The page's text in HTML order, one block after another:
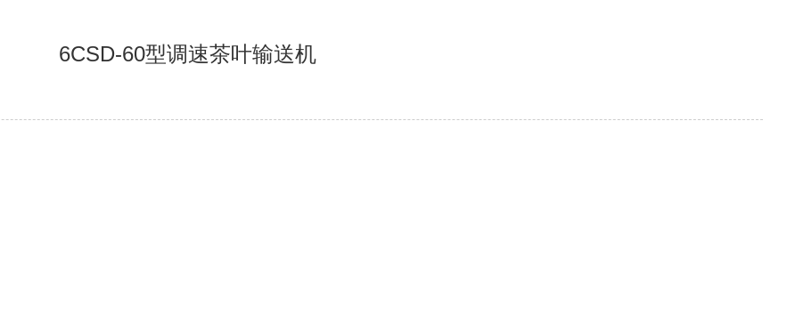
6CSD-60型调速茶叶输送机